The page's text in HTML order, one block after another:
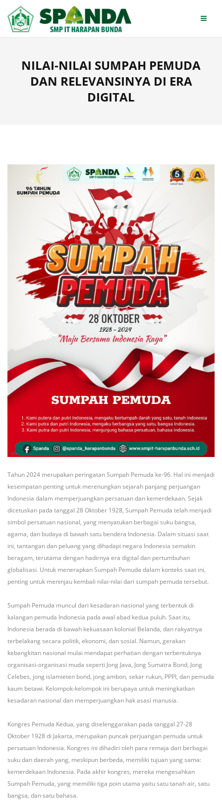
content
NILAI-NILAI SUMPAH PEMUDA
DAN RELEVANSINYA DI ERA
DIGITAL
Tahun 2024 merupakan peringatan Sumpah Pemuda ke-96. Hal ini menjadi
kesempatan penting untuk merenungkan sejarah panjang perjuangan
Indonesia dalam memperjuangkan persatuan dan kemerdekaan. Sejak
dicetuskan pada tanggal 28 Oktober 1928, Sumpah Pemuda telah menjadi
simbol persatuan nasional, yang menyatukan berbagai suku bangsa,
agama, dan budaya di bawah satu bendera Indonesia. Dalam situasi saat
ini, tantangan dan peluang yang dihadapi negara Indonesia semakin
beragam, terutama dengan hadirnya era digital dan pertumbuhan
globalisasi. Untuk menerapkan Sumpah Pemuda dalam konteks saat ini,
penting untuk meninjau kembali nilai-nilai dari sumpah pemuda tersebut.
Sumpah Pemuda muncul dari kesadaran nasional yang terbentuk di
kalangan pemuda Indonesia pada awal abad kedua puluh. Saat itu,
Indonesia berada di bawah kekuasaan kolonial Belanda, dan rakyatnya
terbelakang secara politik, ekonomi, dan sosial. Namun, gerakan
kebangkitan nasional mulai mendapat perhatian dengan terbentuknya
organisasi-organisasi muda seperti Jong Java, Jong Sumatra Bond, Jong
Celebes, jong islamieten bond, jong ambon, sekar rukun, PPPI, dan pemuda
kaum betawi. Kelompok-kelompok ini berupaya untuk meningkatkan
kesadaran nasional dan memperjuangkan hak asasi manusia.
Kongres Pemuda Kedua, yang diselenggarakan pada tanggal 27-28
Oktober 1928 di Jakarta, merupakan puncak perjuangan pemuda untuk
persatuan Indonesia. Kongres ini dihadiri oleh para remaja dari berbagai
suku dan daerah yang, meskipun berbeda, memiliki tujuan yang sama:
kemerdekaan Indonesia. Pada akhir kongres, mereka mengesahkan
Sumpah Pemuda, yang memiliki tiga poin utama yaitu satu tanah air, satu
bangsa, dan satu bahasa.